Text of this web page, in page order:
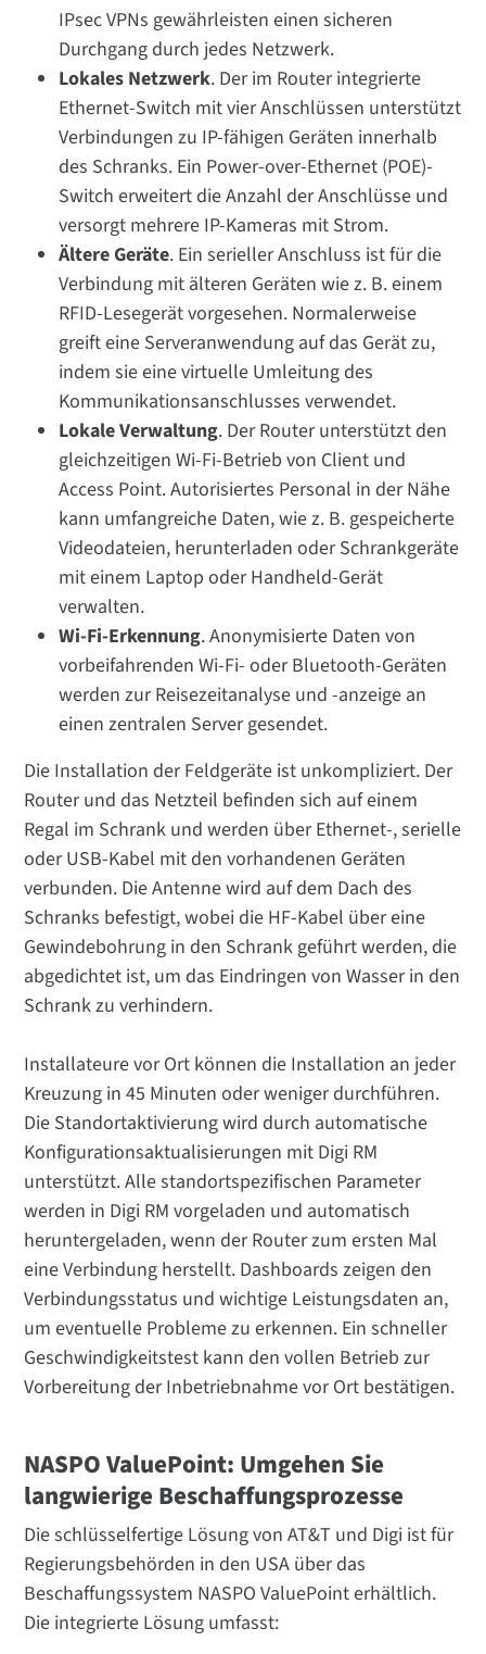
IPsec VPNs gewährleisten einen sicheren
Durchgang durch jedes Netzwerk.
Lokales Netzwerk. Der im Router integrierte
Ethernet-Switch mit vier Anschlüssen unterstützt
Verbindungen zu IP-fähigen Geräten innerhalb
des Schranks. Ein Power-over-Ethernet (POE)-
Switch erweitert die Anzahl der Anschlüsse und
versorgt mehrere IP-Kameras mit Strom.
Ältere Geräte. Ein serieller Anschluss ist für die
Verbindung mit älteren Geräten wie z. B. einem
RFID-Lesegerät vorgesehen. Normalerweise
greift eine Serveranwendung auf das Gerät zu,
indem sie eine virtuelle Umleitung des
Kommunikationsanschlusses verwendet.
Lokale Verwaltung. Der Router unterstützt den
gleichzeitigen Wi-Fi-Betrieb von Client und
Access Point. Autorisiertes Personal in der Nähe
kann umfangreiche Daten, wie z. B. gespeicherte
Videodateien, herunterladen oder Schrankgeräte
mit einem Laptop oder Handheld-Gerät
verwalten.
Wi-Fi-Erkennung. Anonymisierte Daten von
vorbeifahrenden Wi-Fi- oder Bluetooth-Geräten
werden zur Reisezeitanalyse und -anzeige an
einen zentralen Server gesendet.
Die Installation der Feldgeräte ist unkompliziert. Der
Router und das Netzteil befinden sich auf einem
Regal im Schrank und werden über Ethernet-, serielle
oder USB-Kabel mit den vorhandenen Geräten
verbunden. Die Antenne wird auf dem Dach des
Schranks befestigt, wobei die HF-Kabel über eine
Gewindebohrung in den Schrank geführt werden, die
abgedichtet ist, um das Eindringen von Wasser in den
Schrank zu verhindern.
Installateure vor Ort können die Installation an jeder
Kreuzung in 45 Minuten oder weniger durchführen.
Die Standortaktivierung wird durch automatische
Konfigurationsaktualisierungen mit Digi RM
unterstützt. Alle standortspezifischen Parameter
werden in Digi RM vorgeladen und automatisch
heruntergeladen, wenn der Router zum ersten Mal
eine Verbindung herstellt. Dashboards zeigen den
Verbindungsstatus und wichtige Leistungsdaten an,
um eventuelle Probleme zu erkennen. Ein schneller
Geschwindigkeitstest kann den vollen Betrieb zur
Vorbereitung der Inbetriebnahme vor Ort bestätigen.
NASPO ValuePoint: Umgehen Sie
langwierige Beschaffungsprozesse
Die schlüsselfertige Lösung von AT&T und Digi ist für
Regierungsbehörden in den USA über das
Beschaffungssystem NASPO ValuePoint erhältlich.
Die integrierte Lösung umfasst: